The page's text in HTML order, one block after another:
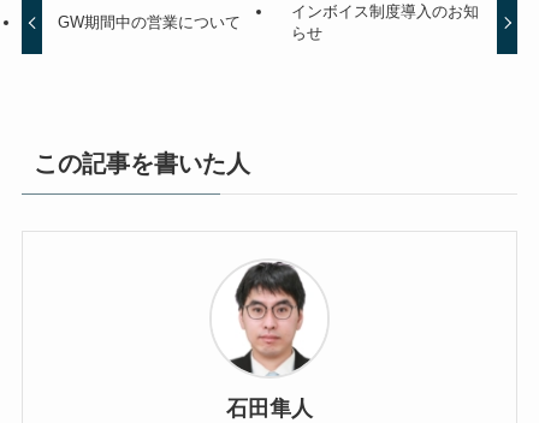
GW期間中の営業について
インボイス制度導入のお知
らせ
この記事を書いた人
石田隼人